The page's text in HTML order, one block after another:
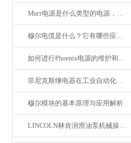
Murr电源是什么类型的电源，主要用于哪些领域？
穆尔电缆是什么？它有哪些应用领域？
如何进行Phoenix电源的维护和保养？
菲尼克斯继电器在工业自动化中的作用
穆尔模块的基本原理与应用解析
LINCOLN林肯润滑油泵机械操作原理